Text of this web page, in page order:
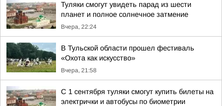
Туляки смогут увидеть парад из шести
планет и полное солнечное затмение
Вчера, 22:24
В Тульской области прошел фестиваль
«Охота как искусство»
Вчера, 21:58
С 1 сентября туляки смогут купить билеты на
электрички и автобусы по биометрии